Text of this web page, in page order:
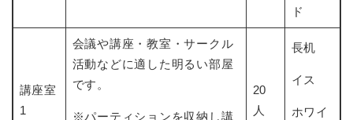
ド
講座室
1
会議や講座・教室・サークル
活動などに適した明るい部屋
です。
※パーティションを収納し講
20
人
長机
イス
ホワイ